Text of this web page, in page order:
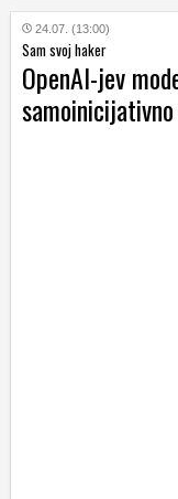
24.07. (13:00)
Sam svoj haker
OpenAI-jev